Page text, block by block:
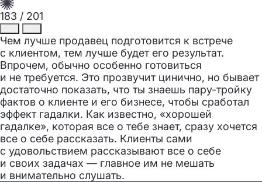
183 / 201
Чем лучше продавец подготовится к встрече
с клиентом, тем лучше будет его результат.
Впрочем, обычно особенно готовиться
и не требуется. Это прозвучит цинично, но бывает
достаточно показать, что ты знаешь пару-тройку
фактов о клиенте и его бизнесе, чтобы сработал
эффект гадалки. Как известно, «хорошей
гадалке», которая все о тебе знает, сразу хочется
все о себе рассказать. Клиенты сами
с удовольствием рассказывают все о себе
и своих задачах — главное им не мешать
и внимательно слушать.